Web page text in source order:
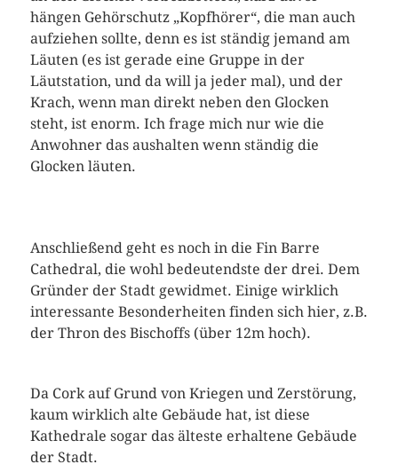
hängen Gehörschutz „Kopfhörer“, die man auch
aufziehen sollte, denn es ist ständig jemand am
Läuten (es ist gerade eine Gruppe in der
Läutstation, und da will ja jeder mal), und der
Krach, wenn man direkt neben den Glocken
steht, ist enorm. Ich frage mich nur wie die
Anwohner das aushalten wenn ständig die
Glocken läuten.
Anschließend geht es noch in die Fin Barre
Cathedral, die wohl bedeutendste der drei. Dem
Gründer der Stadt gewidmet. Einige wirklich
interessante Besonderheiten finden sich hier, z.B.
der Thron des Bischoffs (über 12m hoch).
Da Cork auf Grund von Kriegen und Zerstörung,
kaum wirklich alte Gebäude hat, ist diese
Kathedrale sogar das älteste erhaltene Gebäude
der Stadt.